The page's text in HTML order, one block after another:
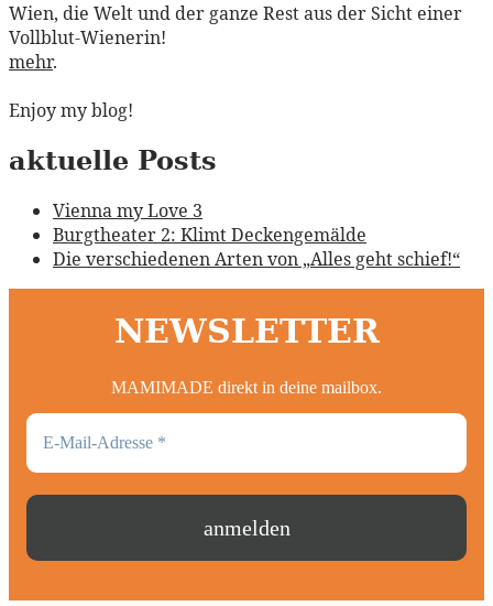
Wien, die Welt und der ganze Rest aus der Sicht einer
Vollblut-Wienerin!
mehr.
Enjoy my blog!
aktuelle Posts
Vienna my Love 3
Burgtheater 2: Klimt Deckengemälde
Die verschiedenen Arten von „Alles geht schief!“
NEWSLETTER
MAMIMADE direkt in deine mailbox.